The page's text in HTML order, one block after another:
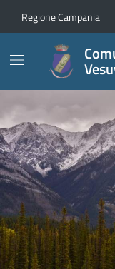
Regione Campania